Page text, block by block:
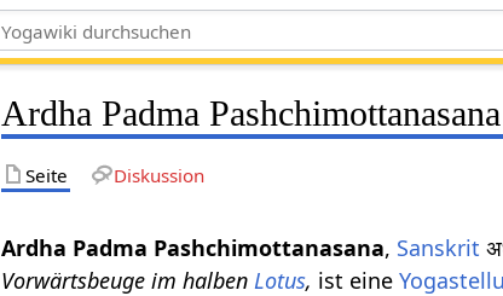
Ardha Padma Pashchimottanasana
Seite Diskussion
Ardha Padma Pashchimottanasana, Sanskrit
Vorwärtsbeuge im halben Lotus, ist eine